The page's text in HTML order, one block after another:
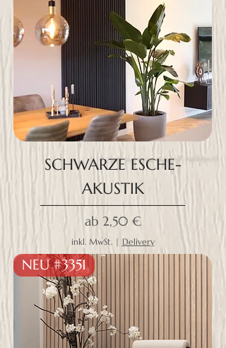
SCHWARZE ESCHE-
AKUSTIK
ab 2,50 €
Sale-Preis
inkl. MwSt. | Delivery
NEU #3351